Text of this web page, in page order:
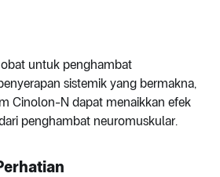
untuk penghambat
sistemik yang bermakna,
Cinolon-N dapat menaikkan efek
penghambat neuromuskular.